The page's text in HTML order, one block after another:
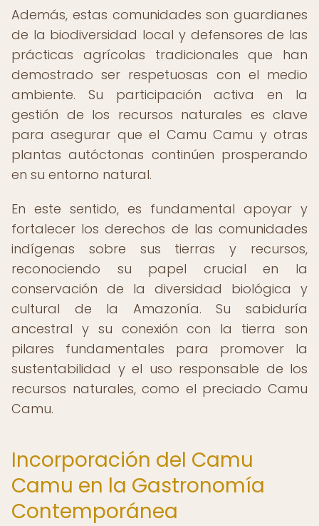
Además, estas comunidades son guardianes
de la biodiversidad local y defensores de las
prácticas agrícolas tradicionales que han
demostrado ser respetuosas con el medio
ambiente. Su participación activa en la
gestión de los recursos naturales es clave
para asegurar que el Camu Camu y otras
plantas autóctonas continúen prosperando
en su entorno natural.
En este sentido, es fundamental apoyar y
fortalecer los derechos de las comunidades
indígenas sobre sus tierras y recursos,
reconociendo su papel crucial en la
conservación de la diversidad biológica y
cultural de la Amazonía. Su sabiduría
ancestral y su conexión con la tierra son
pilares fundamentales para promover la
sustentabilidad y el uso responsable de los
recursos naturales, como el preciado Camu
Camu.
Incorporación del Camu
Camu en la Gastronomía
Contemporánea